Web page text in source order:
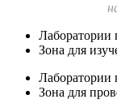
Лаборатории
Зона для
Лаборатории
Зона для